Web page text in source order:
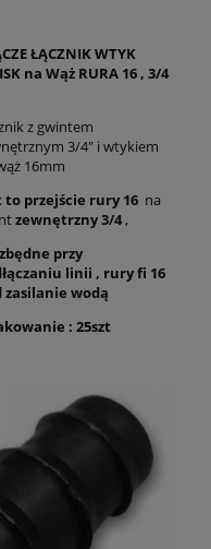
ŁĄCZNIK WTYK
na Wąż RURA 16 , 3/4
z gwintem
3/4" i wtykiem
16mm
to przejście rury 16 na
zewnętrzny 3/4,
przy
linii , rury fi 16
zasilanie wodą
: 25szt